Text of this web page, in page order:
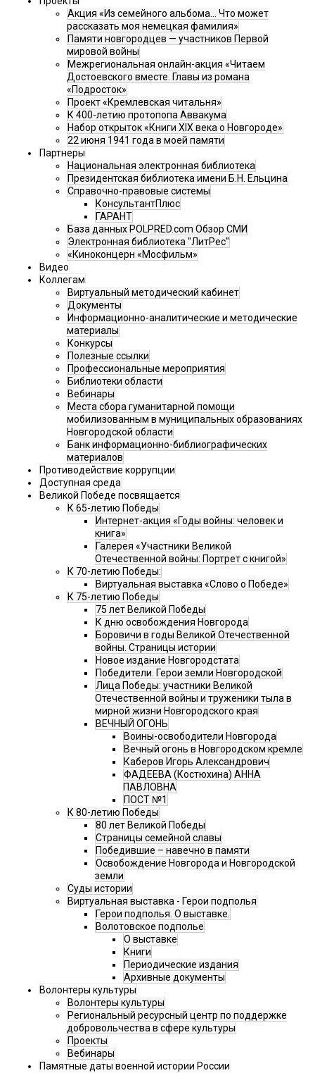
Акция «Из семейного альбома... Что может
рассказать моя немецкая фамилия»
Памяти новгородцев — участников Первой
мировой войны
Межрегиональная онлайн-акция «Читаем
Достоевского вместе. Главы из романа
«Подросток»
Проект «Кремлевская читальня»
К 400-летию протопопа Аввакума
Набор открыток «Книги XIX века о Новгороде»
22 июня 1941 года в моей памяти
Партнеры
Национальная электронная библиотека
Президентская библиотека имени Б.Н. Ельцина
Справочно-правовые системы
КонсультантПлюс
ГАРАНТ
База данных POLPRED.com Обзор СМИ
Электронная библиотека "ЛитРес"
«Киноконцерн «Мосфильм»
Видео
Коллегам
Виртуальный методический кабинет
Документы
Информационно-аналитические и методические
материалы
Конкурсы
Полезные ссылки
Профессиональные мероприятия
Библиотеки области
Вебинары
Места сбора гуманитарной помощи
мобилизованным в муниципальных образованиях
Новгородской области
Банк информационно-библиографических
материалов
Противодействие коррупции
Доступная среда
Великой Победе посвящается
К 65-летию Победы
Интернет-акция «Годы войны: человек и
книга»
Галерея «Участники Великой
Отечественной войны: Портрет с книгой»
К 70-летию Победы:
Виртуальная выставка «Слово о Победе»
К 75-летию Победы
75 лет Великой Победы
К дню освобождения Новгорода
Боровичи в годы Великой Отечественной
войны. Страницы истории
Новое издание Новгородстата
Победители. Герои земли Новгородской
Лица Победы: участники Великой
Отечественной войны и труженики тыла в
мирной жизни Новгородского края
ВЕЧНЫЙ ОГОНЬ
Воины-освободители Новгорода
Вечный огонь в Новгородском кремле
Каберов Игорь Александрович
ФАДЕЕВА (Костюхина) АННА
ПАВЛОВНА
ПОСТ №1
К 80-летию Победы
80 лет Великой Победы
Страницы семейной славы
Победившие – навечно в памяти
Освобождение Новгорода и Новгородской
земли
Суды истории
Виртуальная выставка - Герои подполья
Герои подполья. О выставке.
Волотовское подполье
О выставке
Книги
Периодические издания
Архивные документы
Волонтеры культуры
Волонтеры культуры
Региональный ресурсный центр по поддержке
добровольчества в сфере культуры
Проекты
Вебинары
Памятные даты военной истории России